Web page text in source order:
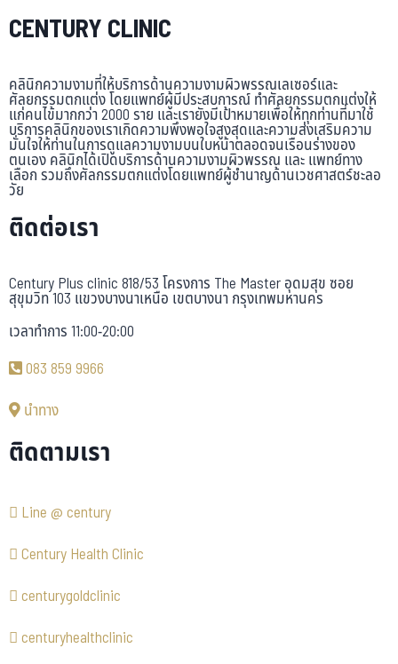
CENTURY CLINIC
คลินิกความงามที่ให้บริการด้านความงามผิวพรรณเลเซอร์และ
ศัลยกรรมตกแต่ง โดยแพทย์ผู้มีประสบการณ์ ทำศัลยกรรมตกแต่งให้
แก่คนไข้มากกว่า 2000 ราย และเรายังมีเป้าหมายเพื่อให้ทุกท่านที่มาใช้
บริการคลินิกของเราเกิดความพึงพอใจสูงสุดและความส่งเสริมความ
มั่นใจให้ท่านในการดูแลความงามบนใบหน้าตลอดจนเรือนร่างของ
ตนเอง คลินิกได้เปิดบริการด้านความงามผิวพรรณ และ แพทย์ทาง
เลือก รวมถึงศัลกรรมตกแต่งโดยแพทย์ผู้ชำนาญด้านเวชศาสตร์ชะลอ
วัย
ติดต่อเรา
Century Plus clinic 818/53 โครงการ The Master อุดมสุข ซอย
สุขุมวิท 103 แขวงบางนาเหนือ เขตบางนา กรุงเทพมหานคร
เวลาทำการ 11:00-20:00
083 859 9966
นำทาง
ติดตามเรา
Line @ century
Century Health Clinic
centurygoldclinic
centuryhealthclinic